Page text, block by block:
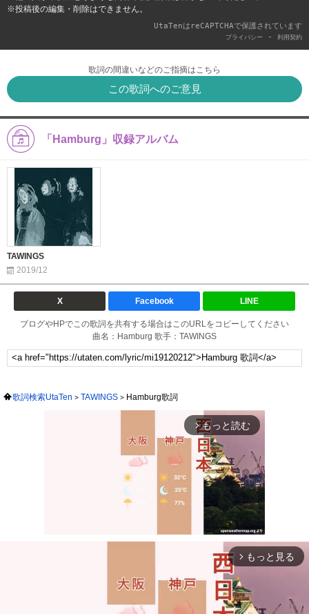
※投稿後の編集・削除はできません。
UtaTenはreCAPTCHAで保護されています
プライバシー - 利用契約
歌詞の間違いなどのご指摘はこちら
この歌詞へのご意見
「Hamburg」収録アルバム
TAWINGS
2019/12
X Facebook LINE
ブログやHPでこの歌詞を共有する場合はこのURLをコピーしてください
曲名：Hamburg 歌手：TAWINGS
歌詞検索UtaTen TAWINGS Hamburg歌詞
arrow_forward_ios もっと読む
Mute
arrow_forward_ios もっと見る